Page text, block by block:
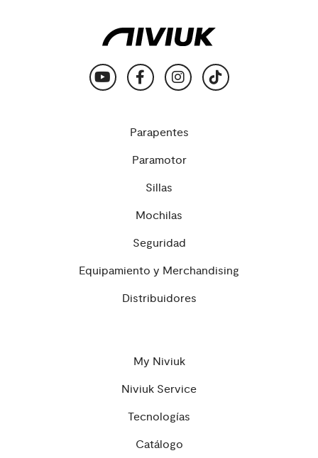
Parapentes
Paramotor
Sillas
Mochilas
Seguridad
Equipamiento y Merchandising
Distribuidores
My Niviuk
Niviuk Service
Tecnologías
Catálogo